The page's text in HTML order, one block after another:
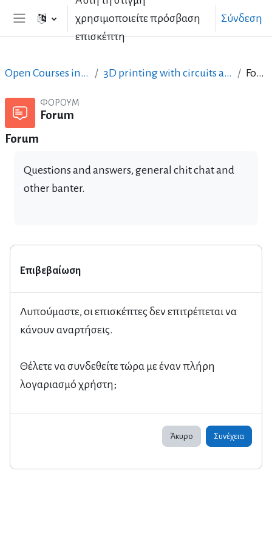
Μετάβαση στο κεντρικό περιεχόμενο
Πλευρικός πίνακας
χρησιμοποιείτε πρόσβαση
επισκέπτη
Σύνδεση
Open Courses in English 3D printing with circuits and Arduino Forum
ΦΌΡΟΥΜ
Forum
Forum
Questions and answers, general chit chat and
other banter.
Επιβεβαίωση
Λυπούμαστε, οι επισκέπτες δεν επιτρέπεται να
κάνουν αναρτήσεις.
Θέλετε να συνδεθείτε τώρα με έναν πλήρη
λογαριασμό χρήστη;
Άκυρο Συνέχεια